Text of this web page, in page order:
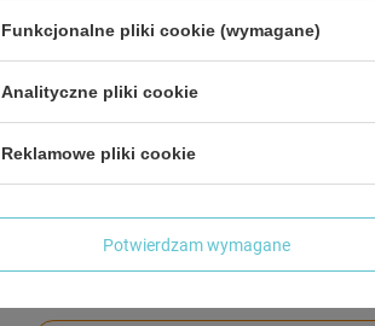
Potrzebujesz
Funkcjonalne pliki cookie (wymagane)
Analityczne pliki cookie
Reklamowe pliki cookie
Potwierdzam wymagane